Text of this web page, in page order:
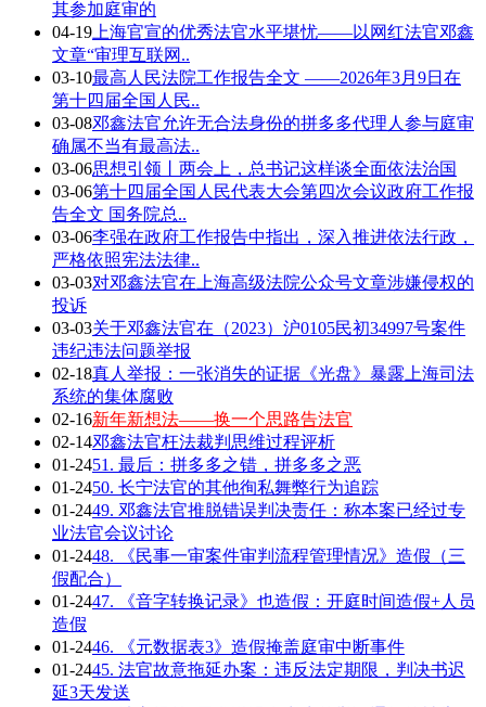
其参加庭审的
04-19 上海官宣的优秀法官水平堪忧——以网红法官邓鑫
文章“审理互联网..
03-10最高人民法院工作报告全文 ——2026年3月9日在
第十四届全国人民..
03-08邓鑫法官允许无合法身份的拼多多代理人参与庭审
确属不当有最高法..
03-06思想引领丨两会上，总书记这样谈全面依法治国
03-06第十四届全国人民代表大会第四次会议政府工作报
告全文 国务院总..
03-06李强在政府工作报告中指出，深入推进依法行政，
严格依照宪法法律..
03-03对邓鑫法官在上海高级法院公众号文章涉嫌侵权的
投诉
03-03关于邓鑫法官在（2023）沪0105民初34997号案件
违纪违法问题举报
02-18真人举报：一张消失的证据《光盘》暴露上海司法
系统的集体腐败
02-16新年新想法——换一个思路告法官
02-14邓鑫法官枉法裁判思维过程评析
01-2451. 最后：拼多多之错，拼多多之恶
01-2450. 长宁法官的其他徇私舞弊行为追踪
01-2449. 邓鑫法官推脱错误判决责任：称本案已经过专
业法官会议讨论
01-2448. 《民事一审案件审判流程管理情况》造假（三
假配合）
01-2447. 《音字转换记录》也造假：开庭时间造假+人员
造假
01-2446. 《元数据表3》造假掩盖庭审中断事件
01-2445. 法官故意拖延办案：违反法定期限，判决书迟
延3天发送